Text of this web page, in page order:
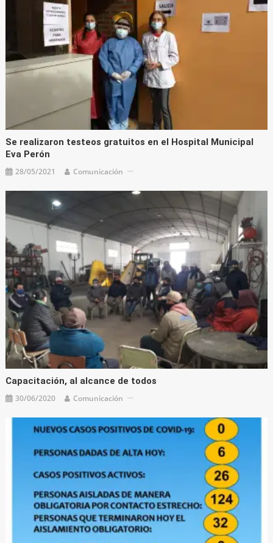
Se realizaron testeos gratuitos en el Hospital Municipal
Eva Perón
28/05/2021 Comunicación
Capacitación, al alcance de todos
30/06/2020 Comunicación